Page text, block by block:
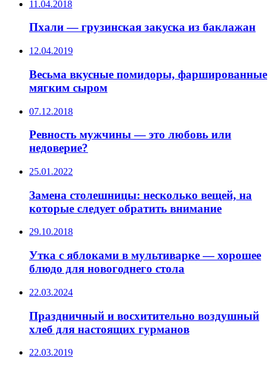
11.04.2018
Пхали — грузинская закуска из баклажан
12.04.2019
Весьма вкусные помидоры, фаршированные
мягким сыром
07.12.2018
Ревность мужчины — это любовь или
недоверие?
25.01.2022
Замена столешницы: несколько вещей, на
которые следует обратить внимание
29.10.2018
Утка с яблоками в мультиварке — хорошее
блюдо для новогоднего стола
22.03.2024
Праздничный и восхитительно воздушный
хлеб для настоящих гурманов
22.03.2019